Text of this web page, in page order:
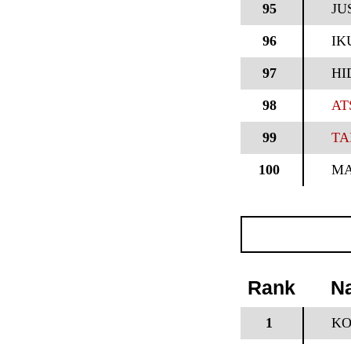
95
96
97
98
99
100
Rank
1